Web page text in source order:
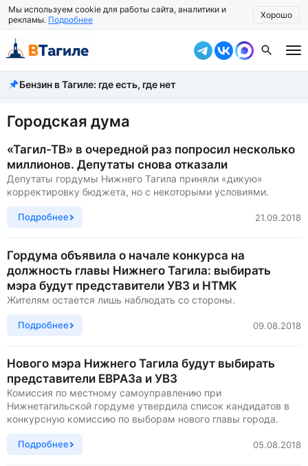
Мы используем cookie для работы сайта, аналитики и
рекламы. Подробнее Хорошо
Все новости
Происшествия
Город
Власть
Жизнь
Общество
Рассказать новость
Бензин в Тагиле: где есть, где нет
Городская дума
«Тагил-ТВ» в очередной раз попросил несколько
миллионов. Депутаты снова отказали
Депутаты гордумы Нижнего Тагила приняли «дикую»
корректировку бюджета, но с некоторыми условиями.
Подробнее 21.09.2018
Гордума объявила о начале конкурса на
должность главы Нижнего Тагила: выбирать
мэра будут представители УВЗ и НТМК
Жителям остается лишь наблюдать со стороны.
Подробнее 09.08.2018
Нового мэра Нижнего Тагила будут выбирать
представители ЕВРАЗа и УВЗ
Комиссия по местному самоуправлению при
Нижнетагильской гордуме утвердила список кандидатов в
конкурсную комиссию по выборам нового главы города.
Подробнее 05.08.2018